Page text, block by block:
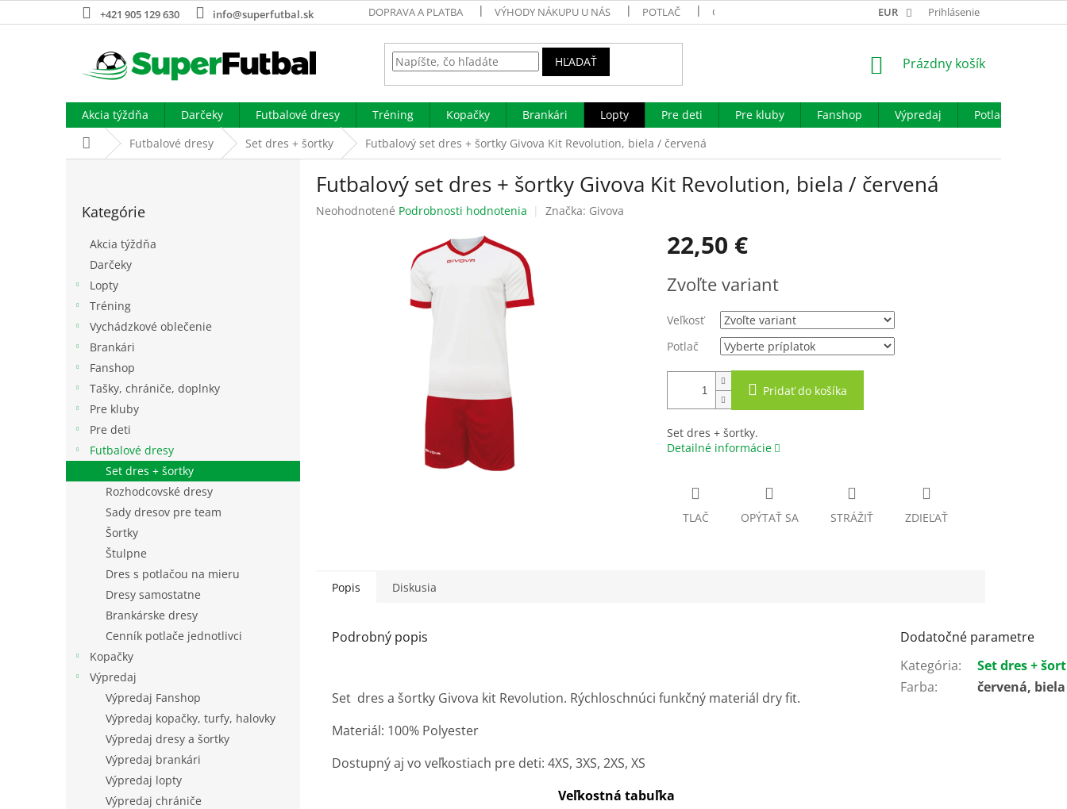
na
+421 905 129 630 info@superfutbal.sk DOPRAVA A PLATBA VÝHODY NÁKUPU U NÁS POTLAČ GARANCIA VÝMENY TOVARU REKLAMAČNÝ PORIADOK
EUR Prihlásenie
HĽADAŤ
NÁKUPNÝ
Prázdny košík
Akcia týždňa Darčeky Futbalové dresy Tréning Kopačky Brankári Lopty Pre deti Pre kluby Fanshop Výpredaj Potlač
DomovFutbalové dresy Set dres + šortky Futbalový set dres + šortky Givova Kit Revolution, biela / červená
kategórie
Kategórie
Akcia týždňa
Darčeky
Lopty
Tréning
Vychádzkové oblečenie
Brankári
Fanshop
Tašky, chrániče, doplnky
Pre kluby
Pre deti
Futbalové dresy
Set dres + šortky
Rozhodcovské dresy
Sady dresov pre team
Šortky
Štulpne
Dres s potlačou na mieru
Dresy samostatne
Brankárske dresy
Cenník potlače jednotlivci
Kopačky
Výpredaj
Výpredaj Fanshop
Výpredaj kopačky, turfy, halovky
Výpredaj dresy a šortky
Výpredaj brankári
Výpredaj lopty
Výpredaj chrániče
Futbalový set dres + šortky Givova Kit Revolution, biela / červená
Priemerné
Neohodnotené Podrobnosti hodnotenia Značka: Givova
22,50 €
cena:
Zvoľte variant
Veľkosť
Potlač
Pridať do košíka
Set dres + šortky.
Detailné informácie
TLAČ OPÝTAŤ SA STRÁŽIŤ ZDIEĽAŤ
Popis Diskusia
Podrobný popis
Set dres a šortky Givova kit Revolution. Rýchloschnúci funkčný materiál dry fit.
Materiál: 100% Polyester
Dostupný aj vo veľkostiach pre deti: 4XS, 3XS, 2XS, XS
Veľkostná tabuľka
Dodatočné parametre
Kategória:
Set dres +
Farba: červená, biela